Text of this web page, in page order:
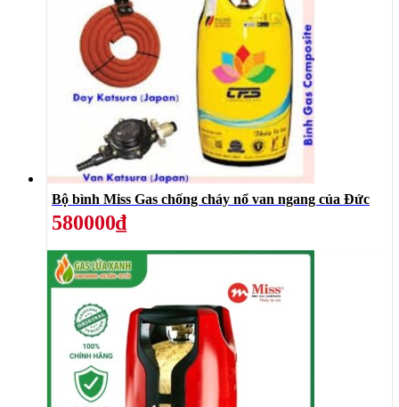
Bộ bình Miss Gas chống cháy nổ van ngang của Đức
580000₫